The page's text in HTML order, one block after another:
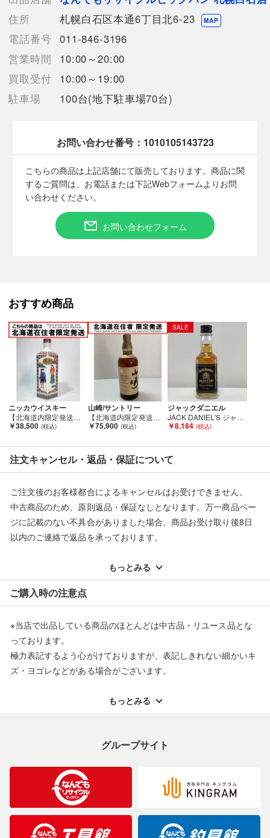
【使用予定配送業者】佐川急便 飛脚宅配便60サイズ
【こちらの商品は在庫連動システムを導入し、店頭や他ネットシ
ョップと併売を行なっておりますが、タイミングによりシステム
の反映が間に合わず欠品となってしまう場合がございます。
売切れの場合は、ご購入をキャンセルさせていただく場合がござ
います。】
シングルモルトウイスキー
2024
EDITION
700ml
ギフトBOX付の未開栓品です。
未開封の商品ですが、保管期間中の自然蒸発による液減りや、
外箱・ボトル表面・ラベル・コルク等に汚れや多少のダメージが
ある場合が御座います。
また、コルクの状態や中身の風味・状態等の確認は行なっており
ません。
底部に一部沈殿物・浮遊物等が生じる場合もございます。
内容につきましての保証は致しませんので、ご理解の上、ご検討
下さい。
■状態等は画像をご確認・ご参照下さい。
こちらの商品はお客様から買取させていただいた商品であり、
人の手を経た商品です。
■未成年の飲酒は法律で禁止されております。
■弊社からは、ご落札やご購入いただいた全てのお客様に評価を
行なっております。
評価ご不要のお客様は、ご落札・ご購入をお控えください。
こちらの商品は酒類販売免許に条件がある為、
北海道内に在住の方にしか発送できません。
ご購入後に北海道外の在住の方と発覚した場合は、
■当店は税法を遵守した営業を行っております。
■弊社（株式会社オカモトＲＭＣ）を装った偽装サイトにご注意
ください■
た『偽装サイト』を確認しておりますが、
住所
札幌白石区本通6丁目北6-23 MAP
電話番号 011-846-3196
営業時間
10:00～20:00
買取受付
10:00～19:00
駐車場
100台(地下駐車場70台)
お問い合わせ番号： 1010105143723
こちらの商品は上記店舗にて販売しております。商品に関
するご質問は、お電話または下記Webフォームよりお問
い合わせください。
お問い合わせフォーム
おすすめ商品
ニッカウイスキー
【北海道内限定発送】 NIKKA WHISKY ニッカウイスキー ピュアモルト・ブラック 有田焼 陶器ボトル 600ml 43% Sランク 未開栓
￥38,500
山崎/サントリー
【北海道内限定発送】 YAMAZAKI 山崎/サントリー 山崎 12年 ピュアモルト ウイスキー 特級 Sランク 未開栓
￥75,900
SALE
ジャックダニエル
JACK DANIEL'S ジャックダニエル MASTER DISTILLER マスター ディスティラー ミニボトル 50ml Sランク 未開栓
￥8,184
注文キャンセル・返品・保証について
ご注文後のお客様都合によるキャンセルはお受けできません。
中古商品のため、原則返品・保証なしとなります。万一商品ペー
ジに記載のない不具合がありました場合、商品お受け取り後8日
以内のご連絡で返品を承っております。
配送料ともに当社負担で対応いたします。
※オンラインストアで購入頂いた商品は、店頭での返品はお受け
できません。また、商品の修理及び交換に関しては承ることがで
返品・交換について
もっとみる
ご購入時の注意点
※当店で出品している商品のほとんどは中古品・リユース品とな
っております。
極力表記するよう心がけておりますが、表記しきれない細かいキ
ズ・ヨゴレなどがある場合がございます。
ご理解くださいますようお願い申し上げます。
合がございますのでご了承ください。
※表記したカラー名は、当社が判断した名称を掲載しています。
製造元が定めたカラー名と異なることもあります。色調などご不
明なことがありましたらご購入前にお問い合わせください。
もっとみる
グループサイト